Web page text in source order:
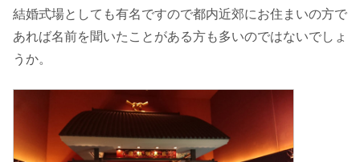
結婚式場としても有名ですので都内近郊にお住まいの方で
あれば名前を聞いたことがある方も多いのではないでしょ
うか。